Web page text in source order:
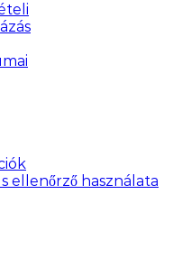
ellenőrző használata